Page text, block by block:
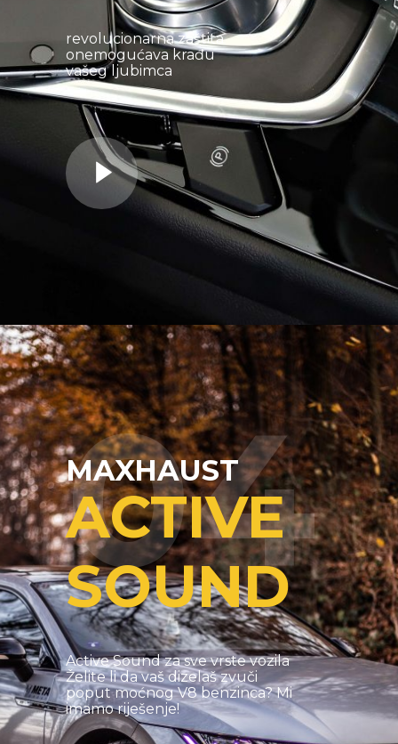
revolucionarna zaštita
onemogućava krađu
vašeg ljubimca
04
MAXHAUST
ACTIVE
SOUND
Active Sound za sve vrste vozila
Želite li da vaš dizelaš zvuči
poput moćnog V8 benzinca? Mi
imamo riješenje!